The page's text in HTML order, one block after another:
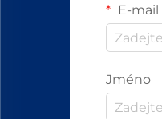
E-mail
Jméno